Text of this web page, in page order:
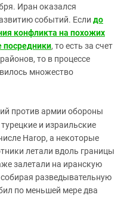
Иран оказался
событий. Если до
конфликта на похожих
посредники, то есть за счет
то в процессе
множество
против армии обороны
и израильские
Harop, а некоторые
летали вдоль границы
залетали на иранскую
разведывательную
по меньшей мере два